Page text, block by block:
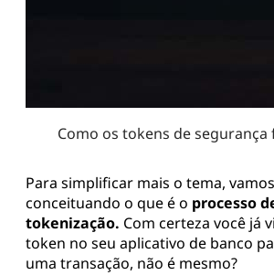
Como os tokens de segurança
Para simplificar mais o tema,
conceituando o que é o processo
tokenização. Com certeza você já
token no seu aplicativo de banco
uma transação, não é mesmo?